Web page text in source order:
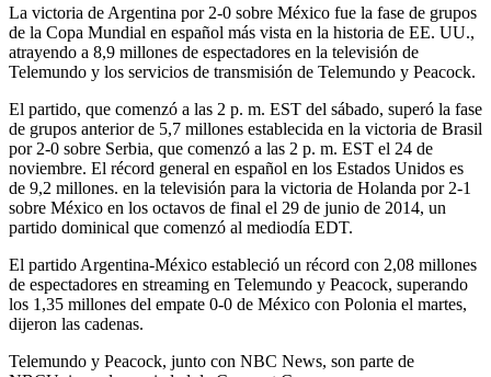
La victoria de Argentina por 2-0 sobre México fue la fase de grupos
de la Copa Mundial en español más vista en la historia de EE. UU.,
atrayendo a 8,9 millones de espectadores en la televisión de
Telemundo y los servicios de transmisión de Telemundo y Peacock.
El partido, que comenzó a las 2 p. m. EST del sábado, superó la fase
de grupos anterior de 5,7 millones establecida en la victoria de Brasil
por 2-0 sobre Serbia, que comenzó a las 2 p. m. EST el 24 de
noviembre. El récord general en español en los Estados Unidos es
de 9,2 millones. en la televisión para la victoria de Holanda por 2-1
sobre México en los octavos de final el 29 de junio de 2014, un
partido dominical que comenzó al mediodía EDT.
El partido Argentina-México estableció un récord con 2,08 millones
de espectadores en streaming en Telemundo y Peacock, superando
los 1,35 millones del empate 0-0 de México con Polonia el martes,
dijeron las cadenas.
Telemundo y Peacock, junto con NBC News, son parte de